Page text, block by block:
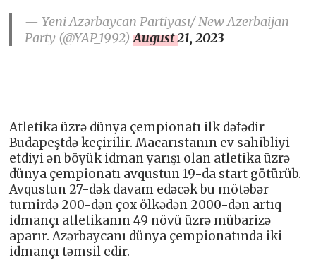
— Yeni Azərbaycan Partiyası/ New Azerbaijan
Party (@YAP_1992)August 21, 2023
Atletika üzrə dünya çempionatı ilk dəfədir
Budapeştdə keçirilir. Macarıstanın ev sahibliyi
etdiyi ən böyük idman yarışı olan atletika üzrə
dünya çempionatı avqustun 19-da start götürüb.
Avqustun 27-dək davam edəcək bu mötəbər
turnirdə 200-dən çox ölkədən 2000-dən artıq
idmançı atletikanın 49 növü üzrə mübarizə
aparır. Azərbaycanı dünya çempionatında iki
idmançı təmsil edir.